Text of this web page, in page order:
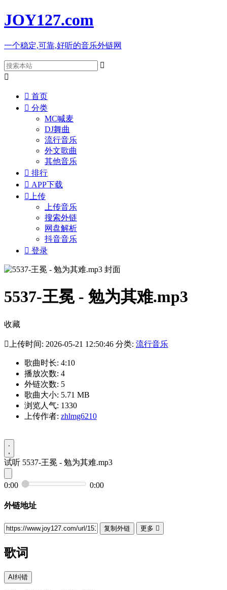
JOY127.com
一个稳定,可靠,好听的音乐外链网


 首页
 分类
MC喊麦
DJ舞曲
流行音乐
外文歌曲
其他音乐
 排行
 APP下载
 上传
上传音乐
搜索外链
网盘解析
抖音音乐
 登录
5537-王冕 - 勉为其难.mp3
收藏
 上传时间: 2026-05-21 12:50:46 分类: 流行音乐
歌曲时长: 4:10
播放次数: 4
外链次数: 5
歌曲大小: 5.71 MB
浏览人气: 1330
上传作者: zhlmg6210
试听 5537-王冕 - 勉为其难.mp3
0:00 0:00
外链地址
复制外链 更多 
歌词
AI纠错